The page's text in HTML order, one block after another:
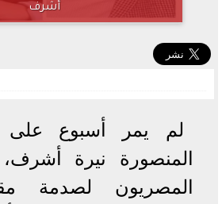
أشرف
لم يمر أسبوع على
المنصورة نيرة
المصريون لصدمة